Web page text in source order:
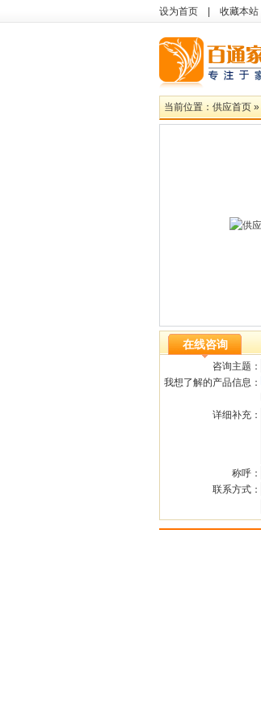
设为首页 收藏本站
当前位置： 供应首页 »
在线咨询
咨询主题：
我想了解的产品信息：
详细补充：
称呼：
联系方式：